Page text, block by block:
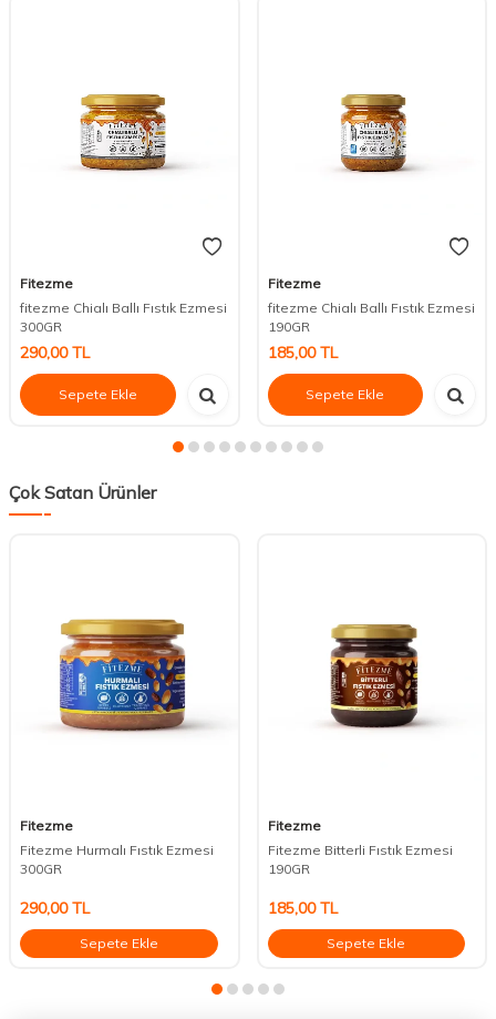
Fitezme
fitezme Chialı Ballı Fıstık Ezmesi
300GR
290,00TL
Sepete Ekle
Fitezme
fitezme Chialı Ballı Fıstık Ezmesi
190GR
185,00TL
Sepete Ekle
Çok Satan Ürünler
Fitezme
Fitezme Hurmalı Fıstık Ezmesi
300GR
290,00TL
Sepete Ekle
Fitezme
Fitezme Bitterli Fıstık Ezmesi
190GR
185,00TL
Sepete Ekle